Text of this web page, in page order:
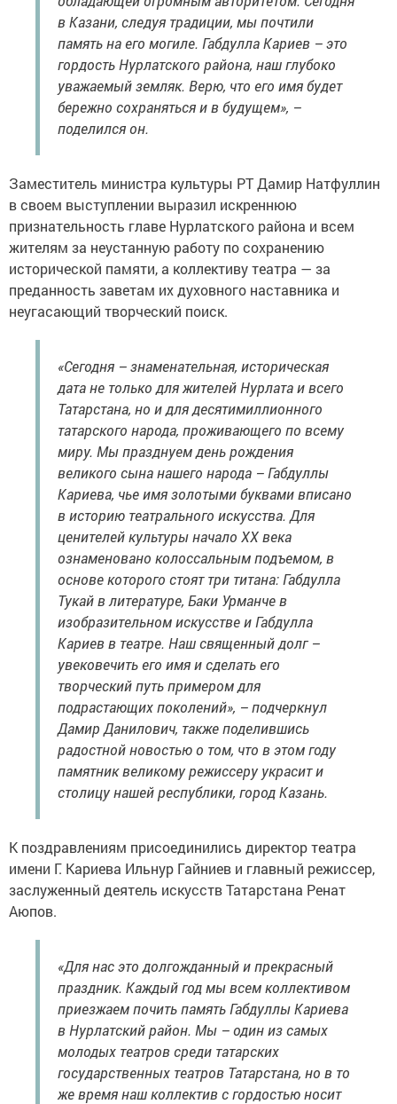
в Казани, следуя традиции, мы почтили
память на его могиле. Габдулла Кариев – это
гордость Нурлатского района, наш глубоко
уважаемый земляк. Верю, что его имя будет
бережно сохраняться и в будущем», –
поделился он.
Заместитель министра культуры РТ Дамир Натфуллин
в своем выступлении выразил искреннюю
признательность главе Нурлатского района и всем
жителям за неустанную работу по сохранению
исторической памяти, а коллективу театра — за
преданность заветам их духовного наставника и
неугасающий творческий поиск.
«Сегодня – знаменательная, историческая
дата не только для жителей Нурлата и всего
Татарстана, но и для десятимиллионного
татарского народа, проживающего по всему
миру. Мы празднуем день рождения
великого сына нашего народа – Габдуллы
Кариева, чье имя золотыми буквами вписано
в историю театрального искусства. Для
ценителей культуры начало XX века
ознаменовано колоссальным подъемом, в
основе которого стоят три титана: Габдулла
Тукай в литературе, Баки Урманче в
изобразительном искусстве и Габдулла
Кариев в театре. Наш священный долг –
увековечить его имя и сделать его
творческий путь примером для
подрастающих поколений», – подчеркнул
Дамир Данилович, также поделившись
радостной новостью о том, что в этом году
памятник великому режиссеру украсит и
столицу нашей республики, город Казань.
К поздравлениям присоединились директор театра
имени Г. Кариева Ильнур Гайниев и главный режиссер,
заслуженный деятель искусств Татарстана Ренат
Аюпов.
«Для нас это долгожданный и прекрасный
праздник. Каждый год мы всем коллективом
приезжаем почить память Габдуллы Кариева
в Нурлатский район. Мы – один из самых
молодых театров среди татарских
государственных театров Татарстана, но в то
же время наш коллектив с гордостью носит